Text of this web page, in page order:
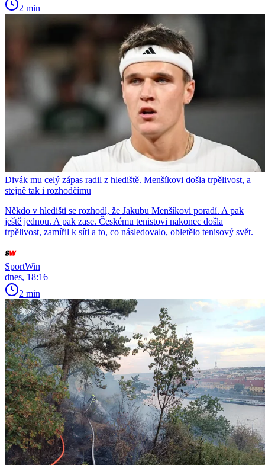
2 min
Divák mu celý zápas radil z hlediště. Menšíkovi došla trpělivost, a
stejně tak i rozhodčímu
Někdo v hledišti se rozhodl, že Jakubu Menšíkovi poradí. A pak
ještě jednou. A pak zase. Českému tenistovi nakonec došla
trpělivost, zamířil k síti a to, co následovalo, obletělo tenisový svět.
SportWin
dnes, 18:16
2 min